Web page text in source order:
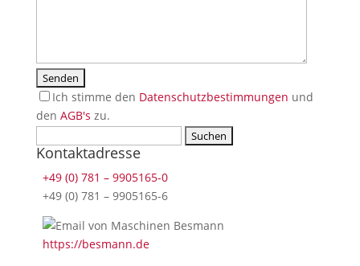
Ich stimme den Datenschutzbestimmungen und
den AGB's zu.
you
press
this
you
will
nach:
Kontaktadresse
+49 (0) 781 – 9905165-0
+49 (0) 781 – 9905165-6
https://besmann.de